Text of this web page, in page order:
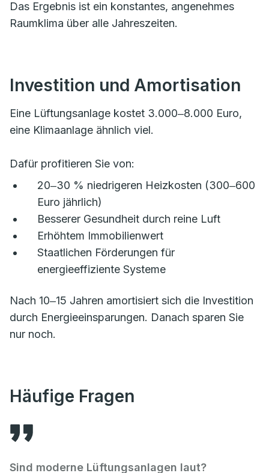
Das Ergebnis ist ein konstantes, angenehmes
Raumklima über alle Jahreszeiten.
Investition und Amortisation
Eine Lüftungsanlage kostet 3.000‒8.000 Euro,
eine Klimaanlage ähnlich viel.
Dafür profitieren Sie von:
20‒30 % niedrigeren Heizkosten (300‒600
Euro jährlich)
Besserer Gesundheit durch reine Luft
Erhöhtem Immobilienwert
Staatlichen Förderungen für
energieeffiziente Systeme
Nach 10‒15 Jahren amortisiert sich die Investition
durch Energieeinsparungen. Danach sparen Sie
nur noch.
Häufige Fragen
Sind moderne Lüftungsanlagen laut?